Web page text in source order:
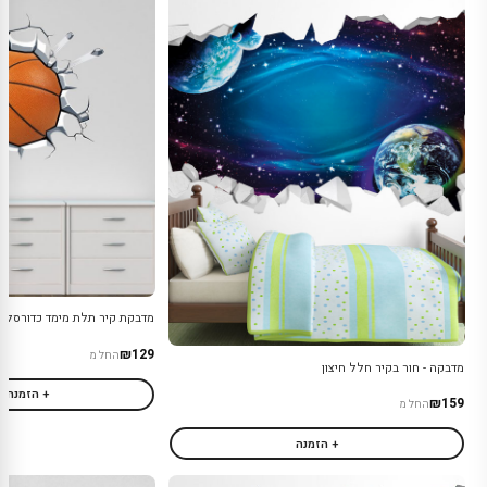
מדבקה - חור בקיר חלל חיצון
₪159החל מ
+ הזמנה
מדבקת קיר תלת מימד כדורסל
₪129החל מ
+ הזמנה